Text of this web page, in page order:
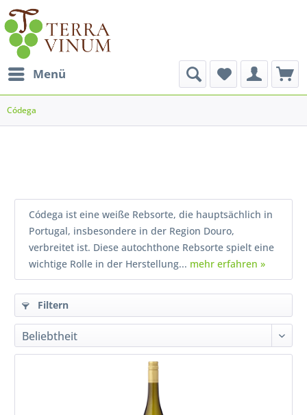
Menü
Códega
Códega ist eine weiße Rebsorte, die hauptsächlich in
Portugal, insbesondere in der Region Douro,
verbreitet ist. Diese autochthone Rebsorte spielt eine
wichtige Rolle in der Herstellung... mehr erfahren »
Filtern